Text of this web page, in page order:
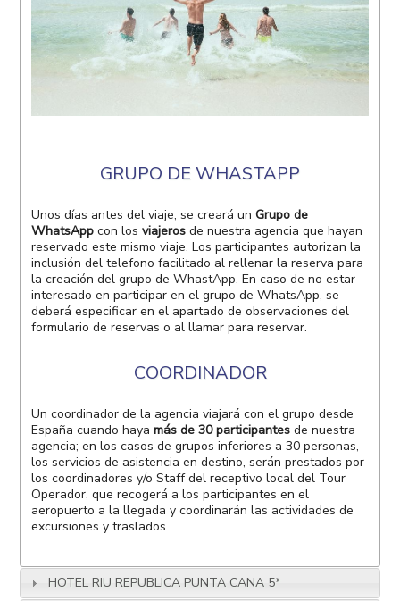
GRUPO DE WHASTAPP
Unos días antes del viaje, se creará un Grupo de
WhatsAppcon los viajerosde nuestra agencia que hayan
reservado este mismo viaje. Los participantes autorizan la
inclusión del telefono facilitado al rellenar la reserva para
la creación del grupo de WhastApp. En caso de no estar
interesado en participar en el grupo de WhatsApp, se
deberá especificar en el apartado de observaciones del
formulario de reservas o al llamar para reservar.
COORDINADOR
Un coordinador de la agencia viajará con el grupo desde
España cuando haya más de 30 participantesde nuestra
agencia; en los casos de grupos inferiores a 30 personas,
los servicios de asistencia en destino, serán prestados por
los coordinadores y/o Staff del receptivo local del Tour
Operador, que recogerá a los participantes en el
aeropuerto a la llegada y coordinarán las actividades de
excursiones y traslados.
HOTEL RIU REPUBLICA PUNTA CANA 5*